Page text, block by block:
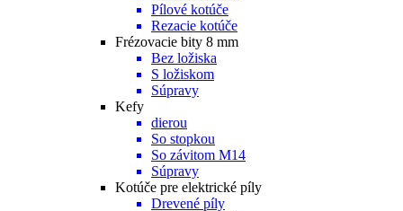
Pílové kotúče
Rezacie kotúče
Frézovacie bity 8 mm
Bez ložiska
S ložiskom
Súpravy
Kefy
dierou
So stopkou
So závitom M14
Súpravy
Kotúče pre elektrické píly
Drevené píly